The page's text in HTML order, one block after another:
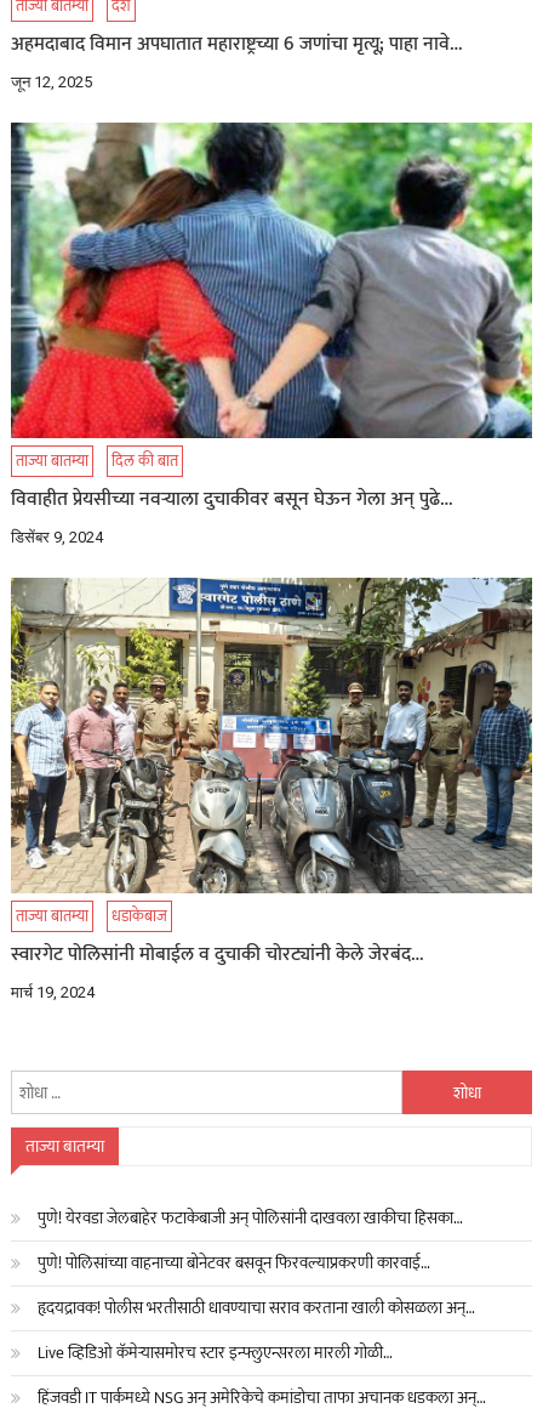
ताज्या बातम्या देश
अहमदाबाद विमान अपघातात महाराष्ट्रच्या 6 जणांचा मृत्यू; पाहा नावे…
जून 12, 2025
ताज्या बातम्या दिल की बात
विवाहीत प्रेयसीच्या नवऱ्याला दुचाकीवर बसून घेऊन गेला अन् पुढे…
डिसेंबर 9, 2024
ताज्या बातम्या धडाकेबाज
स्वारगेट पोलिसांनी मोबाईल व दुचाकी चोरट्यांनी केले जेरबंद…
मार्च 19, 2024
शोध
ताज्या बातम्या
पुणे! येरवडा जेलबाहेर फटाकेबाजी अन् पोलिसांनी दाखवला खाकीचा हिसका…
पुणे! पोलिसांच्या वाहनाच्या बोनेटवर बसवून फिरवल्याप्रकरणी कारवाई…
हृदयद्रावक! पोलीस भरतीसाठी धावण्याचा सराव करताना खाली कोसळला अन्…
Live व्हिडिओ कॅमेऱ्यासमोरच स्टार इन्फ्लुएन्सरला मारली गोळी…
हिंजवडी IT पार्कमध्ये NSG अन् अमेरिकेचे कमांडोचा ताफा अचानक धडकला अन्…